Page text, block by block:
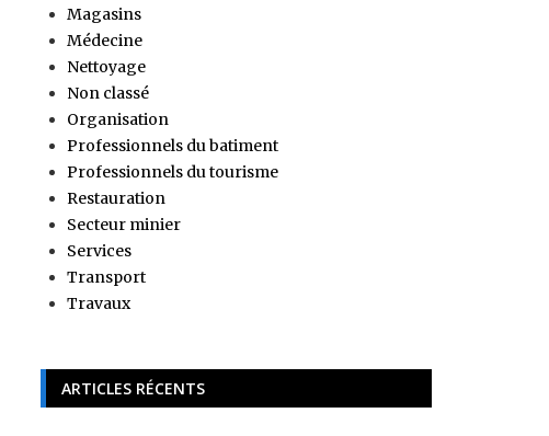
Magasins
Médecine
Nettoyage
Non classé
Organisation
Professionnels du batiment
Professionnels du tourisme
Restauration
Secteur minier
Services
Transport
Travaux
ARTICLES RÉCENTS